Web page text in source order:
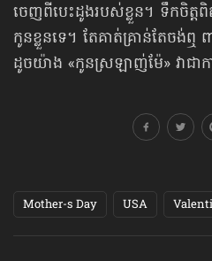
ចេញពីបេះដូងរបស់ខ្លួន។ ទឹកចិត្ត
កូនខ្លួនទេ។ តែគាត់គ្រាន់តែចង់ឮ
ដូចយ៉ាង «កូនស្រឡាញ់ម៉ែ» វាជ
Mother-s Day USA